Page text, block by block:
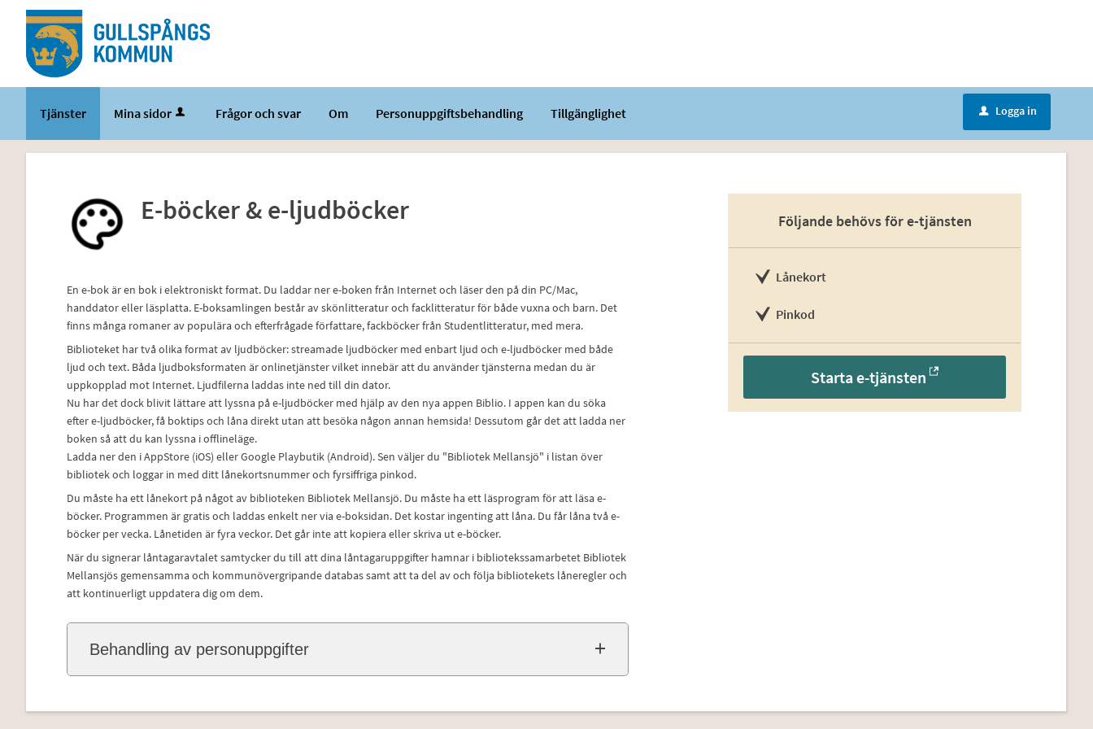
Välkommen
tjänster
kommun
Tjänster Mina sidor Frågor och svar Om Personuppgiftsbehandling Tillgänglighet u Logga in
E-böcker & e-ljudböcker
En e-bok är en bok i elektroniskt format. Du laddar ner e-boken från Internet och läser den på din PC/Mac,
handdator eller läsplatta. E-boksamlingen består av skönlitteratur och facklitteratur för både vuxna och barn. Det
finns många romaner av populära och efterfrågade författare, fackböcker från Studentlitteratur, med mera.
Biblioteket har två olika format av ljudböcker: streamade ljudböcker med enbart ljud och e-ljudböcker med både
ljud och text. Båda ljudboksformaten är onlinetjänster vilket innebär att du använder tjänsterna medan du är
uppkopplad mot Internet. Ljudfilerna laddas inte ned till din dator.
Nu har det dock blivit lättare att lyssna på e-ljudböcker med hjälp av den nya appen Biblio. I appen kan du söka
efter e-ljudböcker, få boktips och låna direkt utan att besöka någon annan hemsida! Dessutom går det att ladda ner
boken så att du kan lyssna i offlineläge.
Ladda ner den i AppStore (iOS) eller Google Playbutik (Android). Sen väljer du "Bibliotek Mellansjö" i listan över
bibliotek och loggar in med ditt lånekortsnummer och fyrsiffriga pinkod.
Du måste ha ett lånekort på något av biblioteken Bibliotek Mellansjö. Du måste ha ett läsprogram för att läsa e-
böcker. Programmen är gratis och laddas enkelt ner via e-boksidan. Det kostar ingenting att låna. Du får låna två e-
böcker per vecka. Lånetiden är fyra veckor. Det går inte att kopiera eller skriva ut e-böcker.
När du signerar låntagaravtalet samtycker du till att dina låntagaruppgifter hamnar i bibliotekssamarbetet Bibliotek
Mellansjös gemensamma och kommunövergripande databas samt att ta del av och följa bibliotekets låneregler och
att kontinuerligt uppdatera dig om dem.
Behandling av personuppgifter
Följande behövs för e-tjänsten
Lånekort
Pinkod
Starta e-tjänsten